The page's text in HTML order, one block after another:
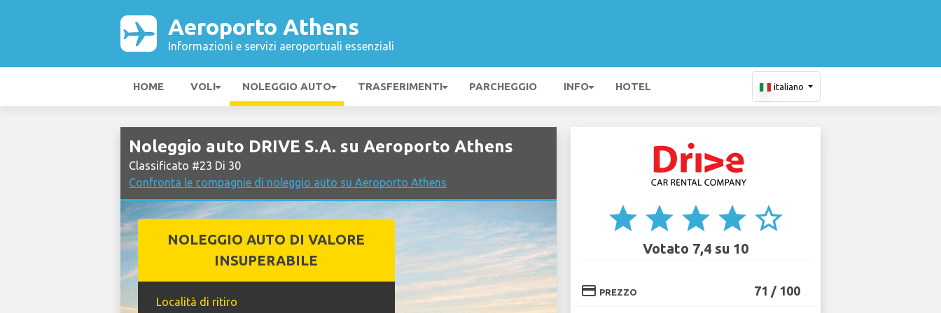
Aeroporto Athens
Informazioni e servizi aeroportuali essenziali
HOME VOLI NOLEGGIO AUTO TRASFERIMENTI PARCHEGGIO INFO HOTEL italiano
Noleggio auto DRIVE S.A. su Aeroporto Athens
Classificato #23 Di 30
Confronta le compagnie di noleggio auto su Aeroporto Athens
NOLEGGIO AUTO DI VALORE
INSUPERABILE
Località di ritiro
star star star star star_border
Votato 7,4 su 10
credit_card PREZZO 71 / 100